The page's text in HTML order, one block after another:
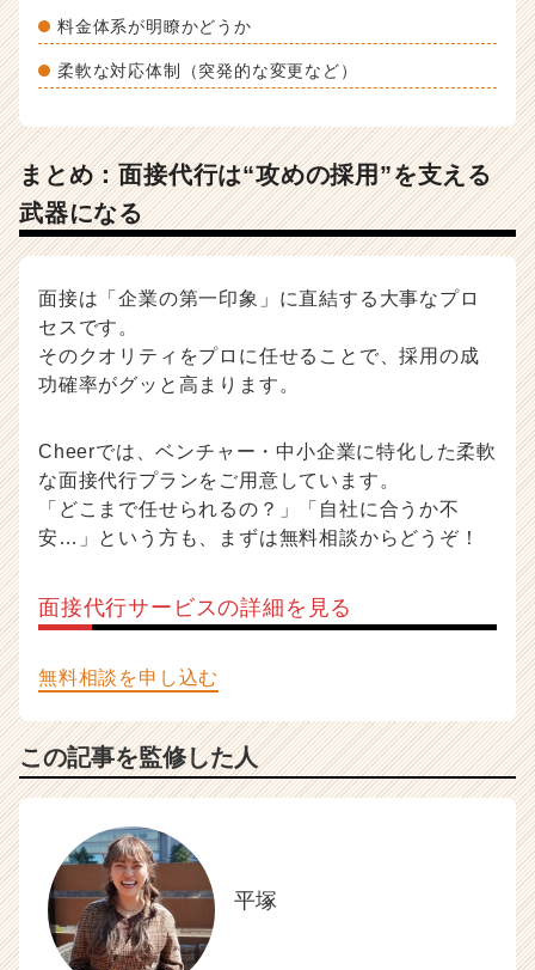
料金体系が明瞭かどうか
柔軟な対応体制（突発的な変更など）
まとめ：面接代行は“攻めの採用”を支える
武器になる
面接は「企業の第一印象」に直結する大事なプロ
セスです。
そのクオリティをプロに任せることで、採用の成
功確率がグッと高まります。
Cheerでは、ベンチャー・中小企業に特化した柔軟
な面接代行プランをご用意しています。
「どこまで任せられるの？」「自社に合うか不
安…」という方も、まずは無料相談からどうぞ！
面接代行サービスの詳細を見る
無料相談を申し込む
この記事を監修した人
平塚